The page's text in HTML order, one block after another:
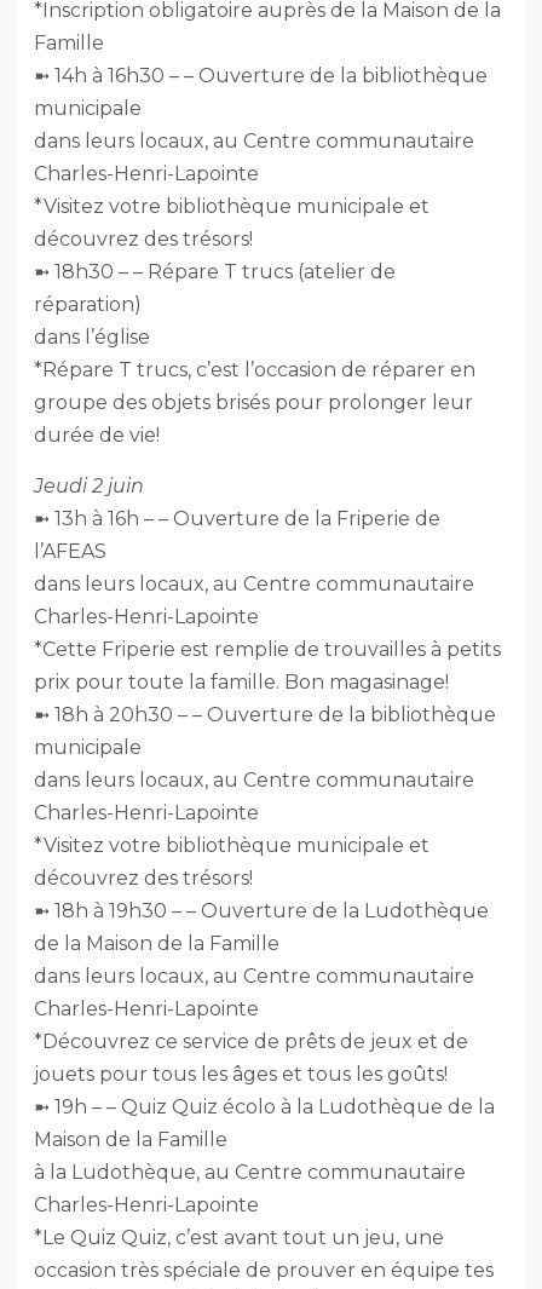
*Inscription obligatoire auprès de la Maison de la
Famille
➼ 14h à 16h30 – – Ouverture de la bibliothèque
municipale
dans leurs locaux, au Centre communautaire
Charles-Henri-Lapointe
*Visitez votre bibliothèque municipale et
découvrez des trésors!
➼ 18h30 – – Répare T trucs (atelier de
réparation)
dans l’église
*Répare T trucs, c’est l’occasion de réparer en
groupe des objets brisés pour prolonger leur
durée de vie!
Jeudi 2 juin
➼ 13h à 16h – – Ouverture de la Friperie de
l’AFEAS
dans leurs locaux, au Centre communautaire
Charles-Henri-Lapointe
*Cette Friperie est remplie de trouvailles à petits
prix pour toute la famille. Bon magasinage!
➼ 18h à 20h30 – – Ouverture de la bibliothèque
municipale
dans leurs locaux, au Centre communautaire
Charles-Henri-Lapointe
*Visitez votre bibliothèque municipale et
découvrez des trésors!
➼ 18h à 19h30 – – Ouverture de la Ludothèque
de la Maison de la Famille
dans leurs locaux, au Centre communautaire
Charles-Henri-Lapointe
*Découvrez ce service de prêts de jeux et de
jouets pour tous les âges et tous les goûts!
➼ 19h – – Quiz Quiz écolo à la Ludothèque de la
Maison de la Famille
à la Ludothèque, au Centre communautaire
Charles-Henri-Lapointe
*Le Quiz Quiz, c’est avant tout un jeu, une
occasion très spéciale de prouver en équipe tes